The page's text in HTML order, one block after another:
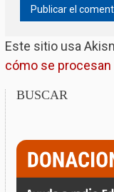
Este sitio usa
cómo se
BUSCAR